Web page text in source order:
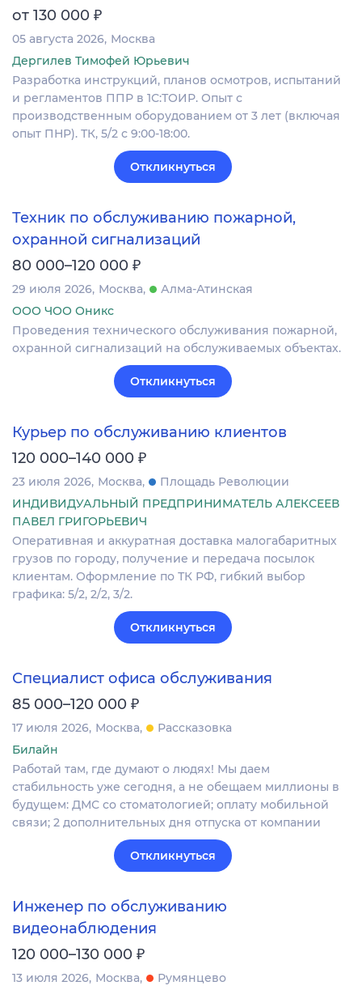
от 130 000 ₽
05 августа 2026 Москва
Дергилев Тимофей Юрьевич
Разработка инструкций, планов осмотров, испытаний
и регламентов ППР в 1С:ТОИР. Опыт с
производственным оборудованием от 3 лет (включая
опыт ПНР). ТК, 5/2 с 9:00-18:00.
Откликнуться
Техник по обслуживанию пожарной,
охранной сигнализаций
80 000–120 000 ₽
29 июля 2026 Москва
Алма-Атинская
ООО ЧОО Оникс
Проведения технического обслуживания пожарной,
охранной сигнализаций на обслуживаемых объектах.
Откликнуться
Курьер по обслуживанию клиентов
120 000–140 000 ₽
23 июля 2026 Москва
Площадь Революции
ИНДИВИДУАЛЬНЫЙ ПРЕДПРИНИМАТЕЛЬ АЛЕКСЕЕВ
ПАВЕЛ ГРИГОРЬЕВИЧ
Оперативная и аккуратная доставка малогабаритных
грузов по городу, получение и передача посылок
клиентам. Оформление по ТК РФ, гибкий выбор
графика: 5/2, 2/2, 3/2.
Откликнуться
Специалист офиса обслуживания
85 000–120 000 ₽
17 июля 2026 Москва
Рассказовка
Билайн
Работай там, где думают о людях! Мы даем
стабильность уже сегодня, а не обещаем миллионы в
будущем: ДМС со стоматологией; оплату мобильной
связи; 2 дополнительных дня отпуска от компании​
Откликнуться
Инженер по обслуживанию
видеонаблюдения
120 000–130 000 ₽
13 июля 2026 Москва
Румянцево